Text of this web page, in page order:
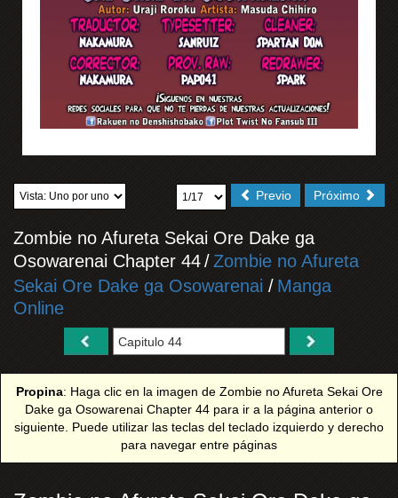
Próximo
Previo
Zombie no Afureta Sekai Ore Dake ga
Osowarenai Chapter 44/Zombie no Afureta
Sekai Ore Dake ga Osowarenai / Manga
Online
Propina: Haga clic en la imagen de Zombie no Afureta Sekai Ore
Dake ga Osowarenai Chapter 44 para ir a la página anterior o
siguiente. Puede utilizar las teclas del teclado izquierdo y derecho
para navegar entre páginas